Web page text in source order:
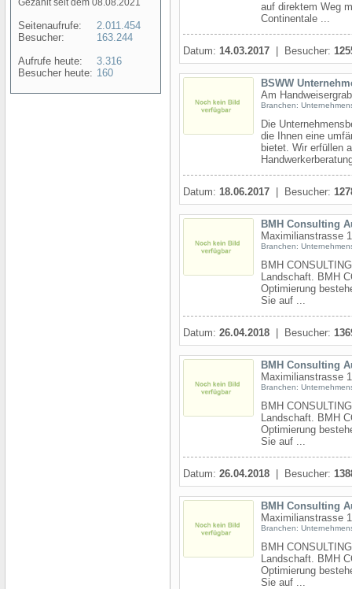
Gezählt seit dem 08.08.2021
Seitenaufrufe:
Besucher:
Aufrufe heute:
Besucher heute:
2.011.454
163.244
3.316
160
auf direktem Weg
Continentale ...
Datum: 14.03.2017 | Besucher:
BSWW
Am
Branchen:
Die
die Ihnen eine
bietet. Wir erfüllen
Datum: 18.06.2017 | Besucher:
BMH Consulting
Maximilianstrasse
Branchen:
BMH
Landschaft. BMH
Optimierung
Sie auf ...
Datum: 26.04.2018 | Besucher:
BMH Consulting
Maximilianstrasse
Branchen:
BMH
Landschaft. BMH
Optimierung
Sie auf ...
Datum: 26.04.2018 | Besucher:
BMH Consulting
Maximilianstrasse
Branchen:
BMH
Landschaft. BMH
Optimierung
Sie auf ...